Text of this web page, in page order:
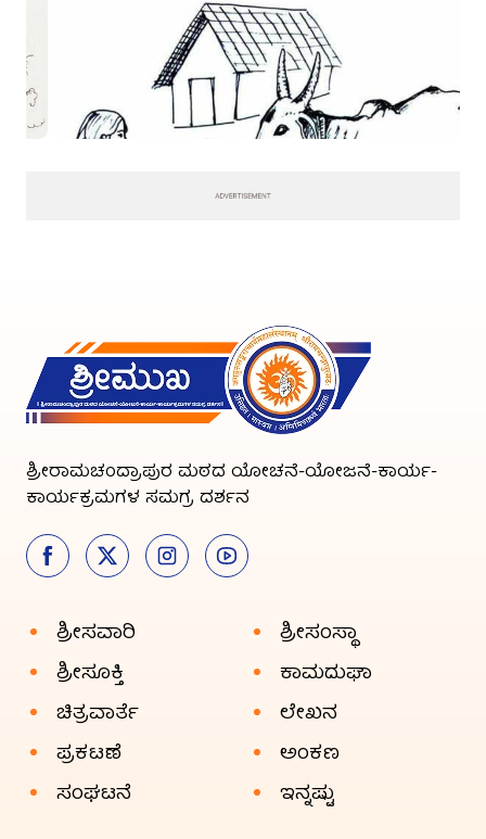
ಶ್ರೀರಾಮಚಂದ್ರಾಪುರ ಮಠದ ಯೋಚನೆ-ಯೋಜನೆ-ಕಾರ್ಯ-
ಕಾರ್ಯಕ್ರಮಗಳ ಸಮಗ್ರ ದರ್ಶನ
ಶ್ರೀಸವಾರಿ
ಶ್ರೀಸಂಸ್ಥಾ
ಶ್ರೀಸೂಕ್ತಿ
ಕಾಮದುಘಾ
ಚಿತ್ರವಾರ್ತೆ
ಲೇಖನ
ಪ್ರಕಟಣೆ
ಅಂಕಣ
ಸಂಘಟನೆ
ಇನ್ನಷ್ಟು